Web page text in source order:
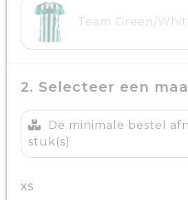
Team Green/
2. Selecteer een
De minimale bestel
stuk(s)
XS